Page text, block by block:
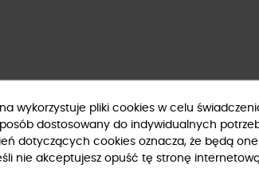
wykorzystuje pliki cookies w celu
dostosowany do indywidualnych
dotyczących cookies oznacza, że będą
nie akceptujesz opuść tę stronę